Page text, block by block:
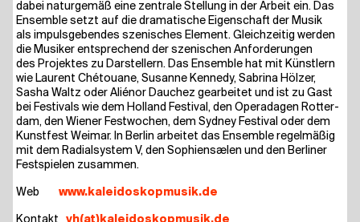
dabei natur­ge­mäß eine zen­tra­le Stel­lung in der Arbeit ein. Das
Ensem­ble setzt auf die dra­ma­ti­sche Eigen­schaft der Musik
als impuls­ge­ben­des sze­ni­sches Ele­ment. Gleich­zei­tig wer­den
die Musi­ker ent­spre­chend der sze­ni­schen Anfor­de­run­gen
des Pro­jek­tes zu Dar­stel­lern. Das Ensem­ble hat mit Künst­lern
wie Lau­rent Ché­toua­ne, Susan­ne Ken­ne­dy, Sabri­na Höl­zer,
Sasha Waltz oder Ali­é­nor Dau­chez gear­bei­tet und ist zu Gast
bei Fes­ti­vals wie dem Hol­land Fes­ti­val, den Ope­ra­da­gen Rot­ter­
dam, den Wie­ner Fest­wo­chen, dem Syd­ney Fes­ti­val oder dem
Kunst­fest Wei­mar. In Ber­lin arbei­tet das Ensem­ble regel­mä­ßig
mit dem Radi­al­sys­tem V, den Sophien­sæ­len und den Ber­li­ner
Fest­spie­len zusammen.
Web www​.kalei​do​skop​mu​sik​.de